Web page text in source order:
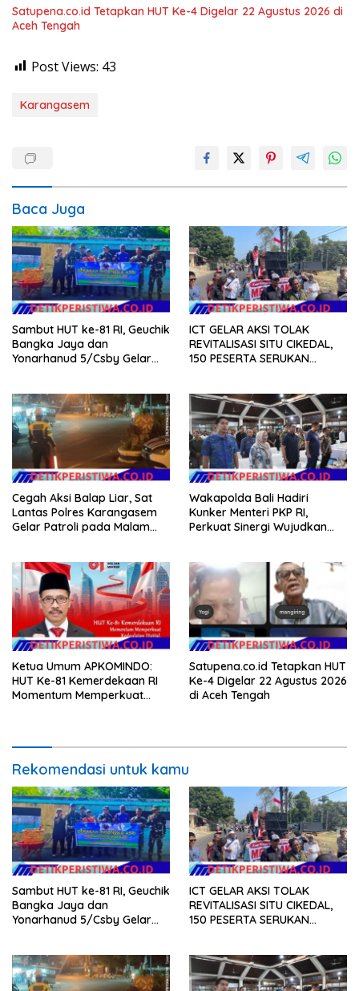
Satupena.co.id Tetapkan HUT Ke-4 Digelar 22 Agustus 2026 di
Aceh Tengah
Post Views: 43
Karangasem
Baca Juga
Sambut HUT ke-81 RI, Geuchik
Bangka Jaya dan
Yonarhanud 5/Csby Gelar
ICT GELAR AKSI TOLAK
REVITALISASI SITU CIKEDAL,
150 PESERTA SERUKAN
Cegah Aksi Balap Liar, Sat
Lantas Polres Karangasem
Gelar Patroli pada Malam
Wakapolda Bali Hadiri
Kunker Menteri PKP RI,
Perkuat Sinergi Wujudkan
Ketua Umum APKOMINDO:
HUT Ke-81 Kemerdekaan RI
Momentum Memperkuat
Emas 2045
Satupena.co.id Tetapkan HUT
Ke-4 Digelar 22 Agustus 2026
di Aceh Tengah
Rekomendasi untuk kamu
Sambut HUT ke-81 RI, Geuchik
Bangka Jaya dan
Yonarhanud 5/Csby Gelar
ICT GELAR AKSI TOLAK
REVITALISASI SITU CIKEDAL,
150 PESERTA SERUKAN